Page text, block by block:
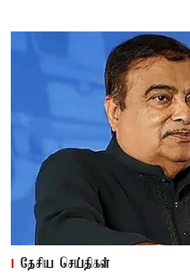
தேசிய செய்திகள்